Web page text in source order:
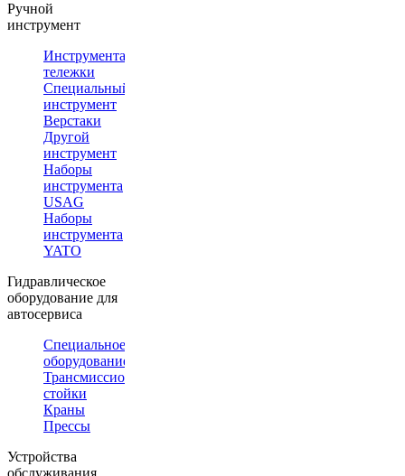
Ручной
инструмент
Инструментальные
тележки
Специальный
инструмент
Верстаки
Другой
инструмент
Наборы
инструмента
USAG
Наборы
инструмента
YATO
Гидравлическое
оборудование для
автосервиса
Специальное
оборудование
Трансмиссионные
стойки
Краны
Прессы
Устройства
обслуживания